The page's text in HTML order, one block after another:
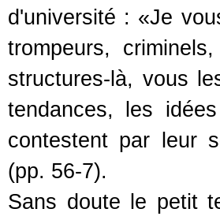
d'université : «Je
trompeurs,
structures-là, vous
tendances, les
contestent par leur
(pp. 56-7).
Sans doute le petit